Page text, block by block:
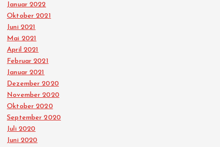
Januar 2022
Oktober 2021
Juni 2021
Mai 2021
April 2021
Februar 2021
Januar 2021
Dezember 2020
November 2020
Oktober 2020
September 2020
Juli 2020
Juni 2020